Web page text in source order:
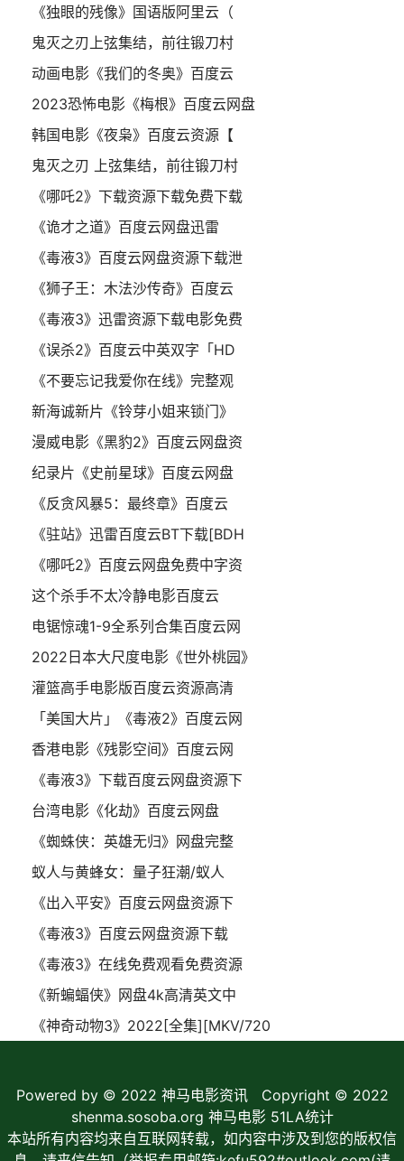
《独眼的残像》国语版阿里云（
鬼灭之刃上弦集结，前往锻刀村
动画电影《我们的冬奥》百度云
2023恐怖电影《梅根》百度云网盘
韩国电影《夜枭》百度云资源【
鬼灭之刃 上弦集结，前往锻刀村
《哪吒2》下载资源下载免费下载
《诡才之道》百度云网盘迅雷
《毒液3》百度云网盘资源下载泄
《狮子王：木法沙传奇》百度云
《毒液3》迅雷资源下载电影免费
《误杀2》百度云中英双字「HD
《不要忘记我爱你在线》完整观
新海诚新片《铃芽小姐来锁门》
漫威电影《黑豹2》百度云网盘资
纪录片《史前星球》百度云网盘
《反贪风暴5：最终章》百度云
《驻站》迅雷百度云BT下载[BDH
《哪吒2》百度云网盘免费中字资
这个杀手不太冷静电影百度云
电锯惊魂1-9全系列合集百度云网
2022日本大尺度电影《世外桃园》
灌篮高手电影版百度云资源高清
「美国大片」《毒液2》百度云网
香港电影《残影空间》百度云网
《毒液3》下载百度云网盘资源下
台湾电影《化劫》百度云网盘
《蜘蛛侠：英雄无归》网盘完整
蚁人与黄蜂女：量子狂潮/蚁人
《出入平安》百度云网盘资源下
《毒液3》百度云网盘资源下载
《毒液3》在线免费观看免费资源
《新蝙蝠侠》网盘4k高清英文中
《神奇动物3》2022[全集][MKV/720
Powered by © 2022 神马电影资讯Copyright © 2022
shenma.sosoba.org 神马电影 51LA统计
本站所有内容均来自互联网转载，如内容中涉及到您的版权信